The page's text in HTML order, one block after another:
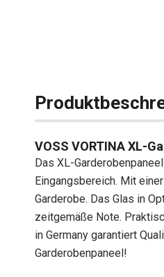
VOSS VORTINA XL-
Das XL-
Eingangsbereich. Mit
Garderobe. Das Glas in
zeitgemäße Note.
in Germany garantiert
Garderobenpaneel!